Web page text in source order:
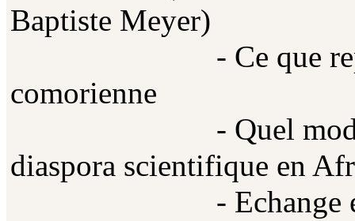
Baptiste Meyer)
- Ce que
comorienne
- Quel modèle
diaspora scientifique en
- Echange entre